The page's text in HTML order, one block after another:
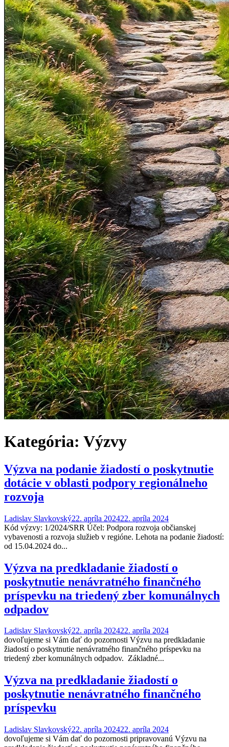
Kategória: Výzvy
Výzva na podanie žiadostí o poskytnutie
dotácie v oblasti podpory regionálneho
rozvoja
Ladislav Slavkovský22. apríla 202422. apríla 2024
Kód výzvy: 1/2024/SRR Účel: Podpora rozvoja občianskej
vybavenosti a rozvoja služieb v regióne. Lehota na podanie žiadostí:
od 15.04.2024 do...
Výzva na predkladanie žiadostí o
poskytnutie nenávratného finančného
príspevku na triedený zber komunálnych
odpadov
Ladislav Slavkovský22. apríla 202422. apríla 2024
dovoľujeme si Vám dať do pozornosti Výzvu na predkladanie
žiadostí o poskytnutie nenávratného finančného príspevku na
triedený zber komunálnych odpadov. Základné...
Výzva na predkladanie žiadostí o
poskytnutie nenávratného finančného
príspevku
Ladislav Slavkovský22. apríla 202422. apríla 2024
dovoľujeme si Vám dať do pozornosti pripravovanú Výzvu na